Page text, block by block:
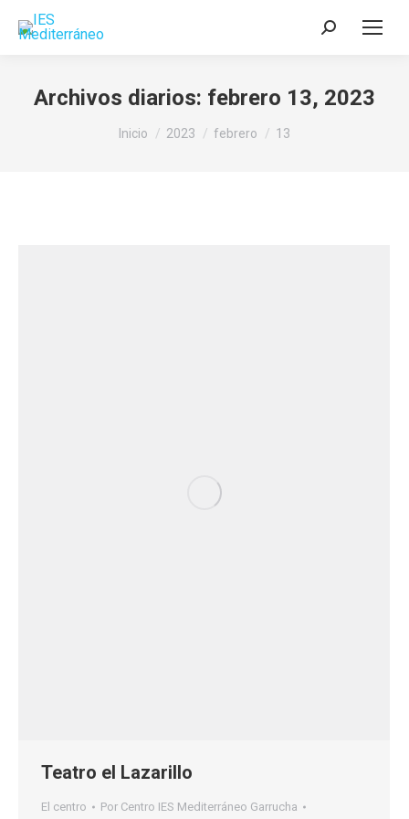
Buscar:
Archivos diarios: febrero 13, 2023
Estás aquí:
Inicio 2023 febrero 13
Teatro el Lazarillo
El centro Por Centro IES Mediterráneo Garrucha